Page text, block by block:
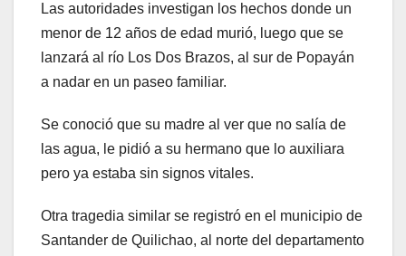
Las autoridades investigan los hechos donde un
menor de 12 años de edad murió, luego que se
lanzará al río Los Dos Brazos, al sur de Popayán
a nadar en un paseo familiar.
Se conoció que su madre al ver que no salía de
las agua, le pidió a su hermano que lo auxiliara
pero ya estaba sin signos vitales.
Otra tragedia similar se registró en el municipio de
Santander de Quilichao, al norte del departamento